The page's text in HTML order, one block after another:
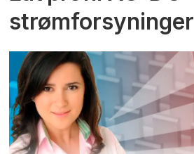
strømforsyninger